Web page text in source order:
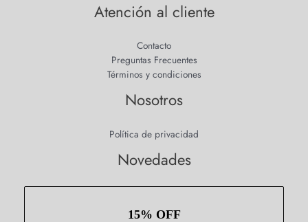
Atención al cliente
Contacto
Preguntas Frecuentes
Términos y condiciones
Nosotros
Política de privacidad
Novedades
15% OFF